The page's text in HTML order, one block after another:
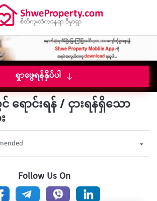
ရှာဖွေရန်နှိပ်ပါ
ရောင်းရန် / ငှားရန်ရှိသော
Follow Us On